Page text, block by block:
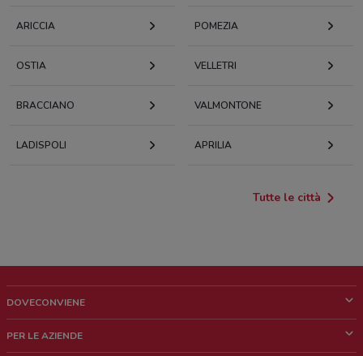
ARICCIA POMEZIA
OSTIA VELLETRI
BRACCIANO VALMONTONE
LADISPOLI APRILIA
Tutte le città
DOVECONVIENE
PER LE AZIENDE